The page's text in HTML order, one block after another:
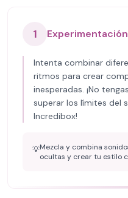
1
Intenta combinar
ritmos para crear
inesperadas. ¡No
superar los límites del
Incredibox!
💡Mezcla y combina
ocultas y crear tu estilo